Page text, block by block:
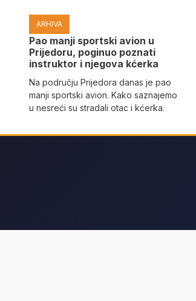
ARHIVA
Pao manji sportski avion u
Prijedoru, poginuo poznati
instruktor i njegova kćerka
Na području Prijedora danas je pao
manji sportski avion. Kako saznajemo
u nesreći su stradali otac i kćerka.